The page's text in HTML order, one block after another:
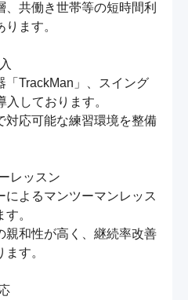
、共働き世帯等の短時間利
ます。
「TrackMan」、スイング
しております。
対応可能な練習環境を整備
レッスン
によるマンツーマンレッス
。
親和性が高く、継続率改善
す。